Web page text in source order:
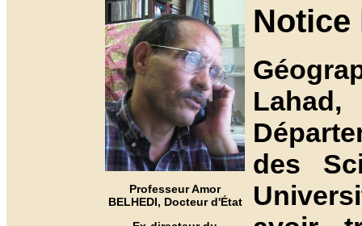
Professeur Amor
BELHEDI, Docteur d'État
Notice
des